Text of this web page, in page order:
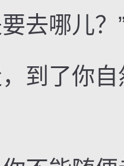
哪儿？
了你自